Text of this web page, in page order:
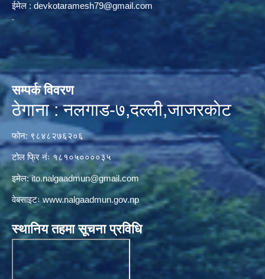
ईमेल : devkotaramesh79@gmail.com
सम्पर्क विवरण
ठेगाना : नलगाड-७,दल्ली,जाजरकाेट
फोन: ९८४८२७६२०६
टोल फ्रि नंः १८१०५००००३५
इमेल:ito.nalgaadmun@gmail.com
वेबसाइटःwww.nalgaadmun.gov.np
स्थानिय तहमा सूचना प्रविधि